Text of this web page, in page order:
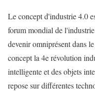
Le concept d'industrie 4.0
forum mondial de
devenir omniprésent dans
concept la 4e révolution
intelligente et des objets
repose sur différentes